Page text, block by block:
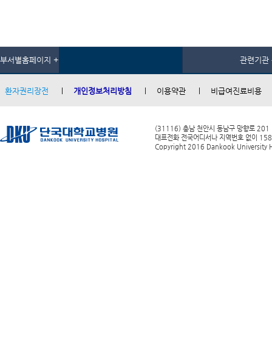
부서별홈페이지 + 관련기관
환자권리장전 개인정보처리방침 이용약관 비급여진료비용
(31116) 충남 천안시 동남구 망향로 201
대표전화 전국어디서나 지역번호 없이
Copyright 2016 Dankook University